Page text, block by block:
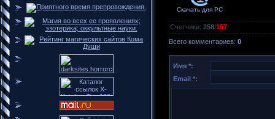
Скачать для PC
Счетчики: 258/157
Всего комментариев: 0
Имя *:
Email *: